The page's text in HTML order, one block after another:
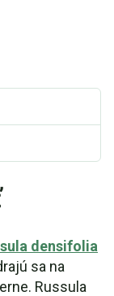
densifolia
sa na
Russula